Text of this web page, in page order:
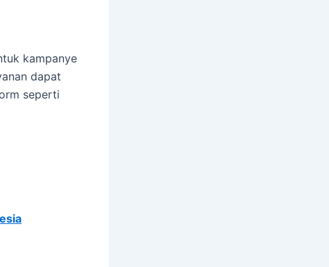
kampanye
dapat
seperti